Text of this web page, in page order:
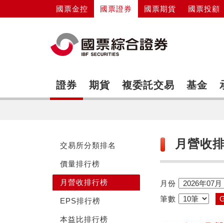
國票金控 國票證券 國票期貨 國票投顧
證券 期貨 複委託交易 基金
交易所分類排名
價量排行榜
月營收排行榜
EPS排行榜
本益比排行榜
月營收
月份
筆數